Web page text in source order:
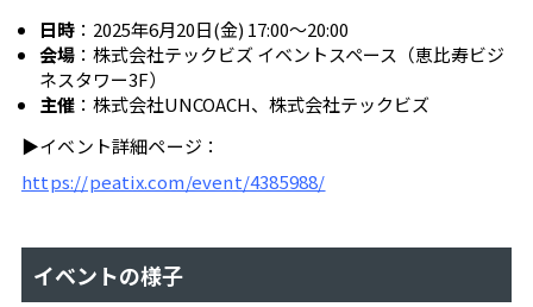
ル
リ
ア
ル
テ
ク
ズ
OTHERS
日時：2025年6月20日(金) 17:00〜20:00
会場：株式会社テックビズ イベントスペース（恵比寿ビジ
ネスタワー3F）
主催：株式会社UNCOACH、株式会社テックビズ
▶イベント詳細ページ：
https://peatix.com/event/4385988/
イベントの様子